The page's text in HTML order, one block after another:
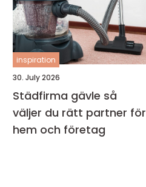
inspiration
30. July 2026
Städfirma gävle så
väljer du rätt partner för
hem och företag